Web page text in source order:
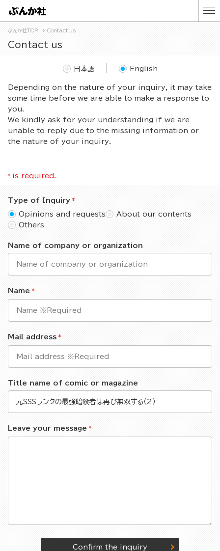
ぶんか社TOP Contact us
Contact us
Depending on the nature of your inquiry, it may take
some time before we are able to make a response to
you.
We kindly ask for your understanding if we are
unable to reply due to the missing information or
the nature of your inquiry.
日本語 English
* is required.
Type of Inquiry
Opinions and requests
About our contents
Others
Name of company or organization
Name
Mail address
Title name of comic or magazine
Leave your message
Confirm the inquiry